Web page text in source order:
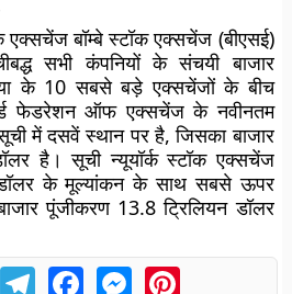
एक्सचेंज बॉम्बे स्टॉक एक्सचेंज (बीएसई)
सभी कंपनियों के संचयी बाजार
के 10 सबसे बड़े एक्सचेंजों के बीच
फेडरेशन ऑफ एक्सचेंज के नवीनतम
में दसवें स्थान पर है, जिसका बाजार
है। सूची न्यूयॉर्क स्टॉक एक्सचेंज
के मूल्यांकन के साथ सबसे ऊपर
पूंजीकरण 13.8 ट्रिलियन डॉलर
TelegramFacebookMessengerPinterest